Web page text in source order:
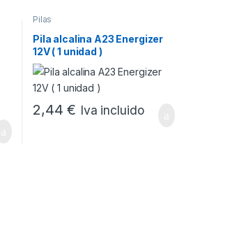
Pilas
Pila alcalina A23 Energizer
12V ( 1 unidad )
2,44€ Iva incluido